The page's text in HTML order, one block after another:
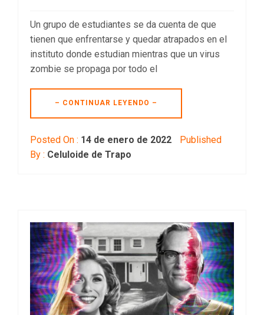
Un grupo de estudiantes se da cuenta de que
tienen que enfrentarse y quedar atrapados en el
instituto donde estudian mientras que un virus
zombie se propaga por todo el
– CONTINUAR LEYENDO –
Posted On : 14 de enero de 2022
Published
By : Celuloide de Trapo